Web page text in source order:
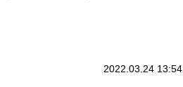
2022.03.24 13:54